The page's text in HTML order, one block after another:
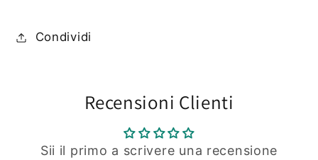
Condividi
Recensioni Clienti
Sii il primo a scrivere una recensione